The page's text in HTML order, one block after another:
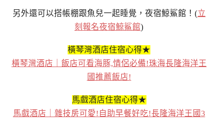
另外還可以搭帳棚跟魚兒一起睡覺，夜宿鯨鯊館！(立
刻報名夜宿鯨鯊館)
橫琴灣酒店住宿心得★
橫琴灣酒店｜飯店可看海豚,情侶必備!珠海長隆海洋王
國推薦飯店!
馬戲酒店住宿心得★
馬戲酒店｜雜技房可愛!自助早餐好吃!長隆海洋王國3